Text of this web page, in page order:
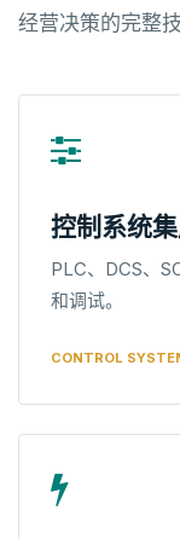
经营决策的完整技
控制系统
PLC、DCS、
和调试。
CONTROL